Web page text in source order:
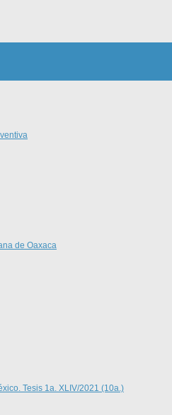
de Oaxaca
Tesis 1a. XLIV/2021 (10a.)